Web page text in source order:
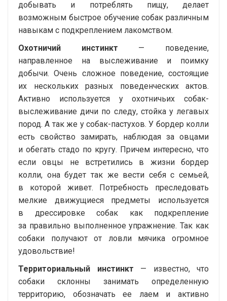
добывать и потреблять пищу, делает
возможным быстрое обучение собак различным
навыкам с подкреплением лакомством.
Охотничий инстинкт — поведение,
направленное на выслеживание и поимку
добычи. Очень сложное поведение, состоящие
их нескольких разных поведенческих актов.
Активно используется у охотничьих собак-
выслеживание дичи по следу, стойка у легавых
пород. А так же у собак-пастухов. У бордер колли
есть свойство замирать, наблюдая за овцами
и обегать стадо по кругу. Причем интересно, что
если овцы не встретились в жизни бордер
колли, она будет так же вести себя с семьей,
в которой живет. Потребность преследовать
мелкие движущиеся предметы используется
в дрессировке собак как подкрепление
за правильно выполненное упражнение. Так как
собаки получают от ловли мячика огромное
удовольствие!
Территориальный инстинкт — известно, что
собаки склонны занимать определенную
территорию, обозначать ее лаем и активно